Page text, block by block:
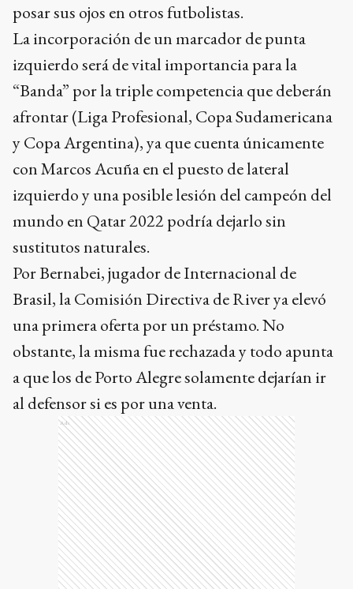
posar sus ojos en otros futbolistas.
La incorporación de un marcador de punta
izquierdo será de vital importancia para la
“Banda” por la triple competencia que deberán
afrontar (Liga Profesional, Copa Sudamericana
y Copa Argentina), ya que cuenta únicamente
con Marcos Acuña en el puesto de lateral
izquierdo y una posible lesión del campeón del
mundo en Qatar 2022 podría dejarlo sin
sustitutos naturales.
Por Bernabei, jugador de Internacional de
Brasil, la Comisión Directiva de River ya elevó
una primera oferta por un préstamo. No
obstante, la misma fue rechazada y todo apunta
a que los de Porto Alegre solamente dejarían ir
al defensor si es por una venta.
Ads